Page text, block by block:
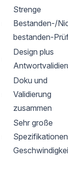
Strenge
Bestanden-/
bestanden-
Design plus
Doku und
Validierung
zusammen
Sehr große